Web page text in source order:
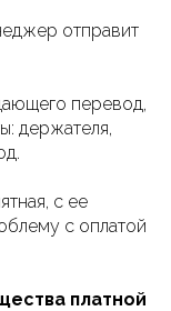
отправит
перевод,
держателя,
с ее
с оплатой
платной